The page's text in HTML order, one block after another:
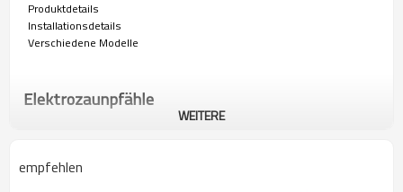
Produktdetails
Installationsdetails
Verschiedene Modelle
Elektrozaunpfähle
gebaut und gleichzeitig einfach zu installieren und zu entfernen sind.
WEITERE
empfehlen